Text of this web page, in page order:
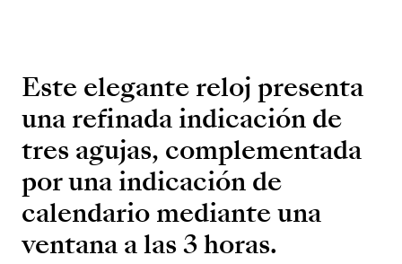
Este elegante reloj presenta
una refinada indicación de
tres agujas, complementada
por una indicación de
calendario mediante una
ventana a las 3 horas.